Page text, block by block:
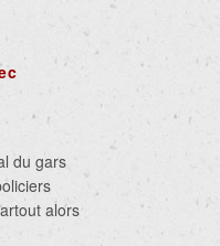
du gars
alors